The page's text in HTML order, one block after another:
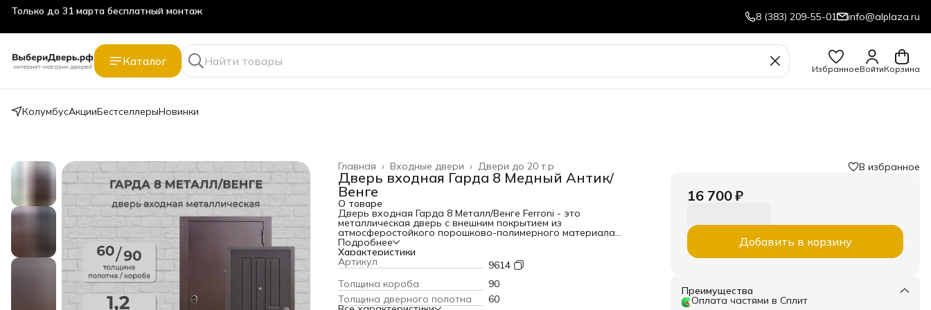
Только до 31 марта бесплатный монтаж 8 (383) 209-55-01 info@alplaza.ru
Каталог
ИзбранноеВойтиКорзина
КолумбусАкцииБестселлерыНовинки
Двери до 20 т.р
Входные двери ›
Главная ›
Дверь входная Гарда 8 Медный Антик/
Венге
О товаре
Дверь входная Гарда 8 Металл/Венге Ferroni - это
металлическая дверь с внешним покрытием из
атмосферостойкого порошково-полимерного материала
"Медный Антик" толщиной 1,2 мм и внутренней панелью из
фрезерованной МДФ-панель 6 мм в цвете Венге. Толщина
дверного полотна и короба 60 мм и 90 мм соответственно.
Наполнение из пенополистирола, с 2-мя контурами
уплотнителя из вспененной резины. Замки Rigger с
цилиндровым и сувальдным дополнительным защитным
механизмом от высверливания, с 2-мя пластинами из
Подробнее
Характеристики
Артикул
9614
Толщина короба
90
Толщина дверного полотна
60
В избранное
16 700 ₽
Добавить в корзину
Преимущества
Оплата частями в Сплит